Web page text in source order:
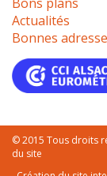
Actualités
Bonnes
© 2015 Tous droits
du site